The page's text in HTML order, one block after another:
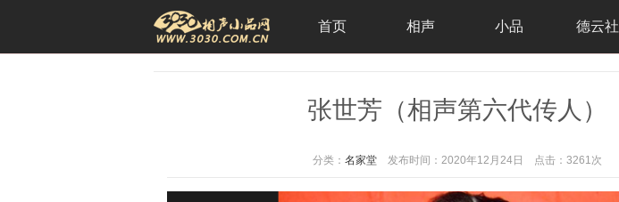
首页 相声 小品 德云社
张世芳（相声第六代传人）
分类： 名家堂 发布时间：2020年12月24日 点击：3261次